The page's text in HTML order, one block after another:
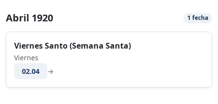
Abril 1920 1 fecha
Viernes Santo (Semana Santa)
Viernes
02.04
→